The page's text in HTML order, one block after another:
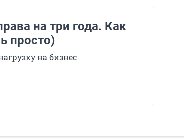
на три года. Как
просто)
на бизнес